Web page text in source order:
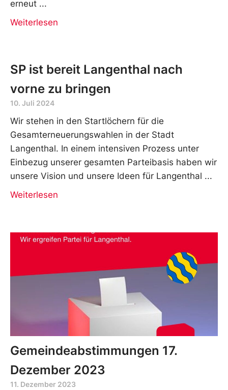
erneut
Weiterlesen
SP ist bereit Langenthal nach
vorne zu bringen
10. Juli 2024
Wir stehen in den Startlöchern für die
Gesamterneuerungswahlen in der Stadt
Langenthal. In einem intensiven Prozess unter
Einbezug unserer gesamten Parteibasis haben wir
unsere Vision und unsere Ideen für Langenthal
Weiterlesen
Gemeindeabstimmungen 17.
Dezember 2023
11. Dezember 2023